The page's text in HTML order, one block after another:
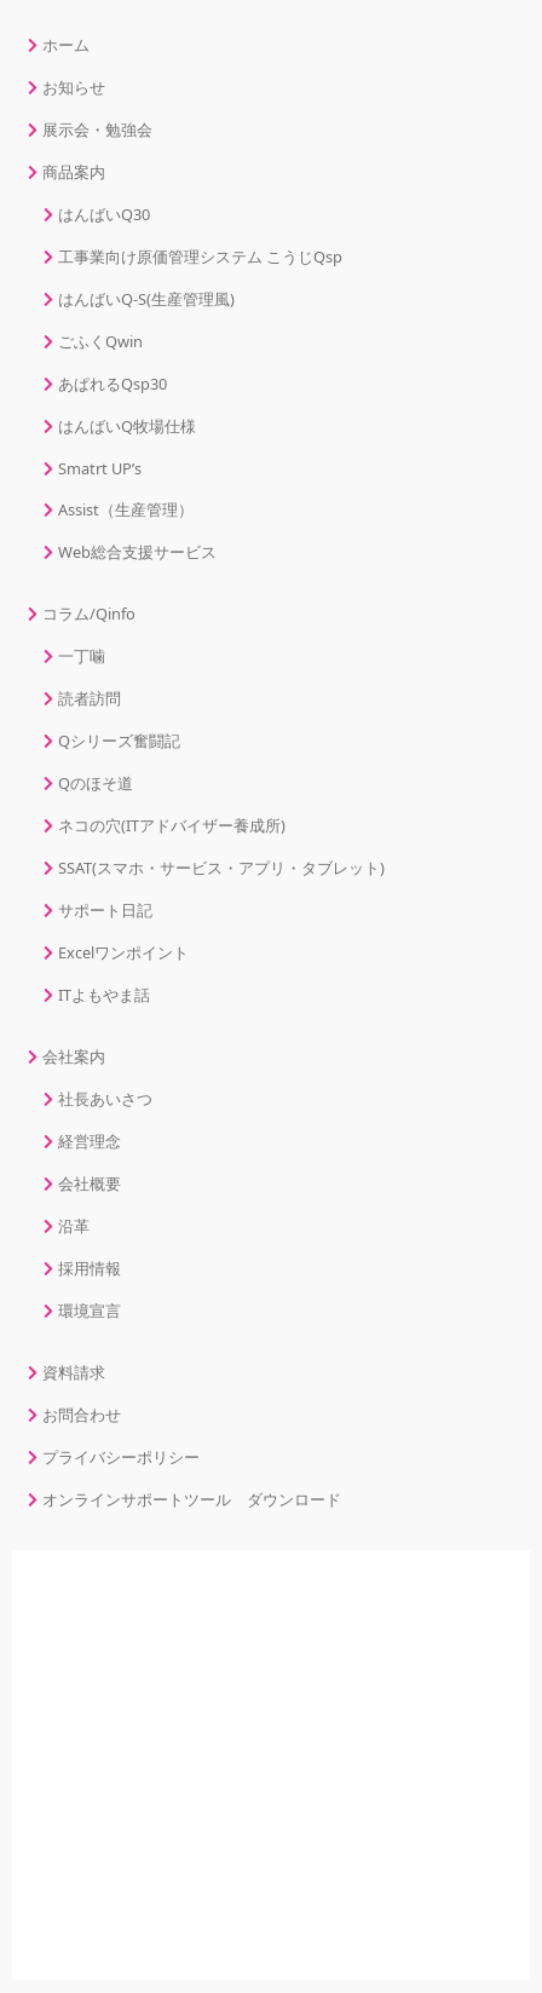
ホーム
お知らせ
展示会・勉強会
商品案内
はんばいQ30
工事業向け原価管理システム こうじQsp
はんばいQ-S(生産管理風)
ごふくQwin
あぱれるQsp30
はんばいQ牧場仕様
Smatrt UP’s
Assist（生産管理）
Web総合支援サービス
コラム/Qinfo
一丁噛
読者訪問
Qシリーズ奮闘記
Qのほそ道
ネコの穴(ITアドバイザー養成所)
SSAT(スマホ・サービス・アプリ・タブレット)
サポート日記
Excelワンポイント
ITよもやま話
会社案内
社長あいさつ
経営理念
会社概要
沿革
採用情報
環境宣言
資料請求
お問合わせ
プライバシーポリシー
オンラインサポートツール ダウンロード